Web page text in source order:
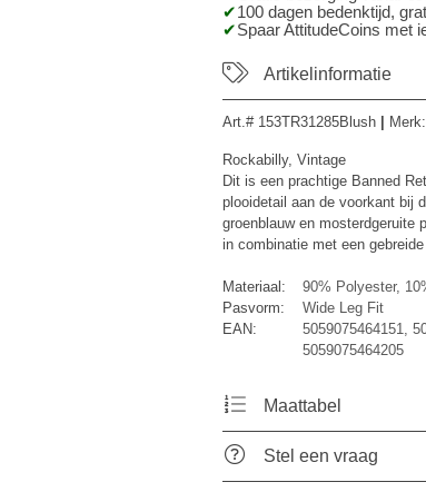
100 dagen bedenktijd,
Spaar AttitudeCoins met
Artikelinformatie
Art.# 153TR31285Blush Merk:
Rockabilly, Vintage
Dit is een prachtige Banned
plooidetail aan de voorkant bij
groenblauw en mosterdgeruite
in combinatie met een
Materiaal:
90% Polyester,
Pasvorm:
Wide Leg Fit
EAN:
5059075464151,
5059075464205
Maattabel
Stel een vraag